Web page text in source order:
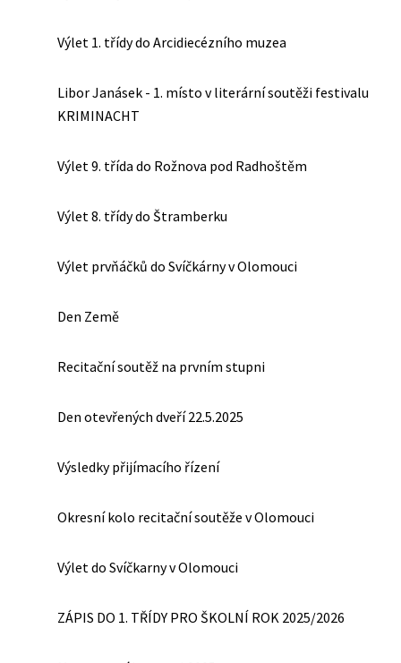
Výlet 1. třídy do Arcidiecézního muzea
Libor Janásek - 1. místo v literární soutěži festivalu
KRIMINACHT
Výlet 9. třída do Rožnova pod Radhoštěm
Výlet 8. třídy do Štramberku
Výlet prvňáčků do Svíčkárny v Olomouci
Den Země
Recitační soutěž na prvním stupni
Den otevřených dveří 22.5.2025
Výsledky přijímacího řízení
Okresní kolo recitační soutěže v Olomouci
Výlet do Svíčkarny v Olomouci
ZÁPIS DO 1. TŘÍDY PRO ŠKOLNÍ ROK 2025/2026